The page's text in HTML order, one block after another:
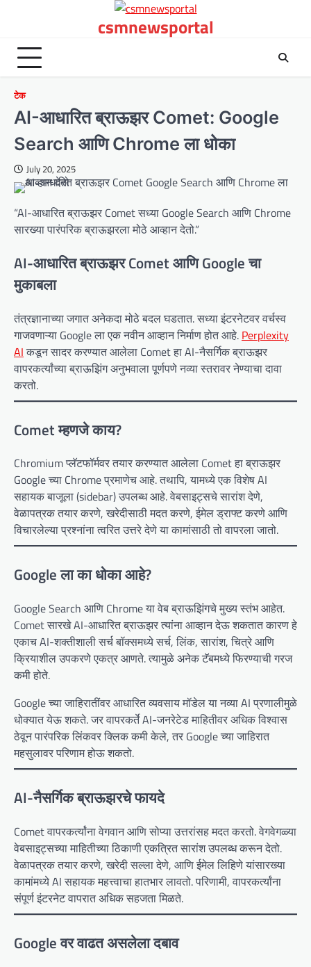
csmnewsportal
टेक
AI-आधारित ब्राऊझर Comet: Google
Search आणि Chrome ला धोका
July 20, 2025
“AI-आधारित ब्राऊझर Comet सध्या Google Search आणि Chrome
सारख्या पारंपरिक ब्राऊझरला मोठे आव्हान देतो.”
AI-आधारित ब्राऊझर Comet आणि Google चा
मुकाबला
तंत्रज्ञानाच्या जगात अनेकदा मोठे बदल घडतात. सध्या इंटरनेटवर वर्चस्व
गाजवणाऱ्या Google ला एक नवीन आव्हान निर्माण होत आहे. Perplexity
AIकडून सादर करण्यात आलेला Comet हा AI-नैसर्गिक ब्राऊझर
वापरकर्त्यांच्या ब्राऊझिंग अनुभवाला पूर्णपणे नव्या स्तरावर नेण्याचा दावा
करतो.
Comet म्हणजे काय?
Chromium प्लॅटफॉर्मवर तयार करण्यात आलेला Comet हा ब्राऊझर
Google च्या Chrome प्रमाणेच आहे. तथापि, यामध्ये एक विशेष AI
सहायक बाजूला (sidebar) उपलब्ध आहे. वेबसाइट्सचे सारांश देणे,
वेळापत्रक तयार करणे, खरेदीसाठी मदत करणे, ईमेल ड्राफ्ट करणे आणि
विचारलेल्या प्रश्नांना त्वरित उत्तरे देणे या कामांसाठी तो वापरला जातो.
Google ला का धोका आहे?
Google Search आणि Chrome या वेब ब्राऊझिंगचे मुख्य स्तंभ आहेत.
Comet सारखे AI-आधारित ब्राऊझर त्यांना आव्हान देऊ शकतात कारण हे
एकाच AI-शक्तीशाली सर्च बॉक्समध्ये सर्च, लिंक, सारांश, चित्रे आणि
क्रियाशील उपकरणे एकत्र आणते. त्यामुळे अनेक टॅबमध्ये फिरण्याची गरज
कमी होते.
Google च्या जाहिरातींवर आधारित व्यवसाय मॉडेल या नव्या AI प्रणालीमुळे
धोक्यात येऊ शकते. जर वापरकर्ते AI-जनरेटेड माहितीवर अधिक विश्वास
ठेवून पारंपरिक लिंकवर क्लिक कमी केले, तर Google च्या जाहिरात
महसुलावर परिणाम होऊ शकतो.
AI-नैसर्गिक ब्राऊझरचे फायदे
Comet वापरकर्त्यांना वेगवान आणि सोप्या उत्तरांसह मदत करतो. वेगवेगळ्या
वेबसाइट्सच्या माहितीच्या ठिकाणी एकत्रित सारांश उपलब्ध करून देतो.
वेळापत्रक तयार करणे, खरेदी सल्ला देणे, आणि ईमेल लिहिणे यांसारख्या
कामांमध्ये AI सहायक महत्त्वाचा हातभार लावतो. परिणामी, वापरकर्त्यांना
संपूर्ण इंटरनेट वापरात अधिक सहजता मिळते.
Google वर वाढत असलेला दबाव